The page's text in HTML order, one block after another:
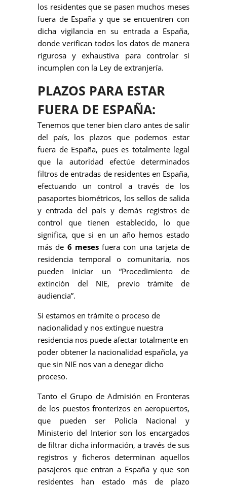
los residentes que se pasen muchos meses
fuera de España y que se encuentren con
dicha vigilancia en su entrada a España,
donde verifican todos los datos de manera
rigurosa y exhaustiva para controlar si
incumplen con la Ley de extranjería.
PLAZOS PARA ESTAR
FUERA DE ESPAÑA:
Tenemos que tener bien claro antes de salir
del país, los plazos que podemos estar
fuera de España, pues es totalmente legal
que la autoridad efectúe determinados
filtros de entradas de residentes en España,
efectuando un control a través de los
pasaportes biométricos, los sellos de salida
y entrada del país y demás registros de
control que tienen establecido, lo que
significa, que si en un año hemos estado
más de 6 mesesfuera con una tarjeta de
residencia temporal o comunitaria, nos
pueden iniciar un “Procedimiento de
extinción del NIE, previo trámite de
audiencia”.
Si estamos en trámite o proceso de
nacionalidad y nos extingue nuestra
residencia nos puede afectar totalmente en
poder obtener la nacionalidad española, ya
que sin NIE nos van a denegar dicho
proceso.
Tanto el Grupo de Admisión en Fronteras
de los puestos fronterizos en aeropuertos,
que pueden ser Policía Nacional y
Ministerio del Interior son los encargados
de filtrar dicha información, a través de sus
registros y ficheros determinan aquellos
pasajeros que entran a España y que son
residentes han estado más de plazo